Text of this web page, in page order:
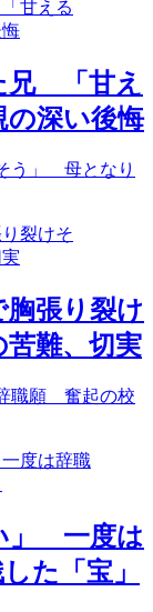
兄 「甘え
の深い後悔
う」 母となり
張り裂け
難、切実
職願 奮起の校
」 一度は
た「宝」